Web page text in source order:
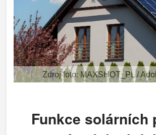
Zdroj foto: MAXSHOT_PL /
Funkce solárních